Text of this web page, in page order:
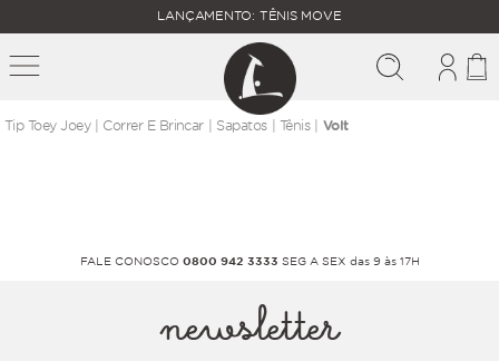
FALTAM
MAIS
R$
400,00
PARA O
FRETE
GRÁTIS
LANÇAMENTO: TÊNIS MOVE
correr e brincar sapatos tênis Volt
FALE CONOSCO 0800 942 3333 SEG A SEX das 9 às 17H
newsletter